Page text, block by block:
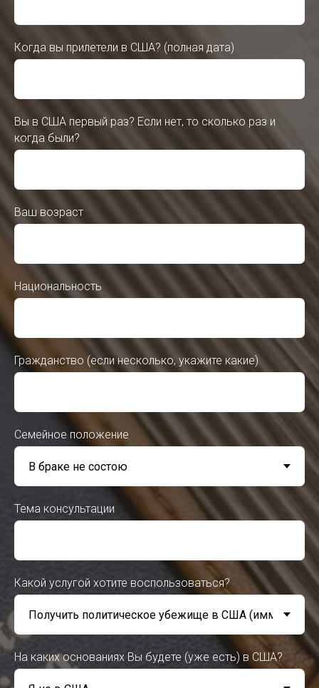
Когда вы прилетели в США? (полная дата)
Вы в США первый раз? Если нет, то сколько раз и
когда были?
Ваш возраст
Национальность
Гражданство (если несколько, укажите какие)
Семейное положение
Тема консультации
Какой услугой хотите воспользоваться?
На каких основаниях Вы будете (уже есть) в США?